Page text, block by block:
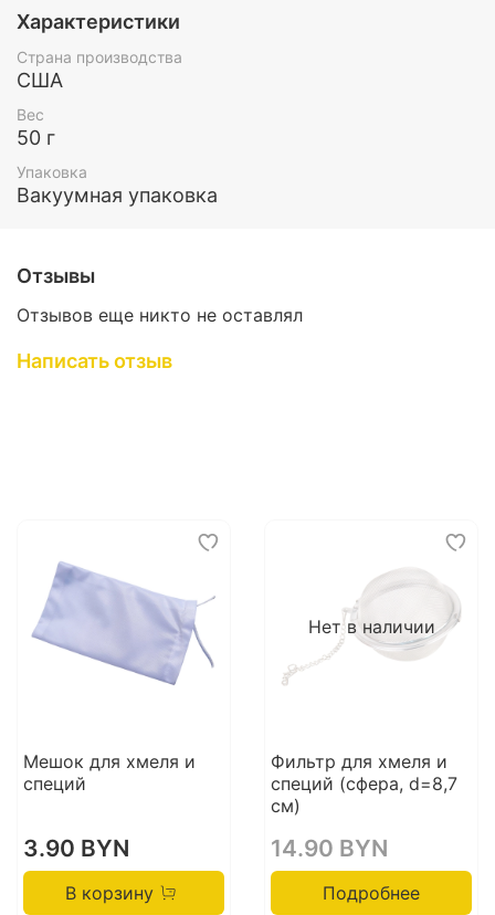
Характеристики
Страна производства
США
Вес
50 г
Упаковка
Вакуумная упаковка
Отзывы
Отзывов еще никто не оставлял
Написать отзыв
Мешок для хмеля и
специй
3.90 BYN
В корзину
Нет в наличии
Фильтр для хмеля и
специй (сфера, d=8,7
см)
14.90 BYN
Подробнее